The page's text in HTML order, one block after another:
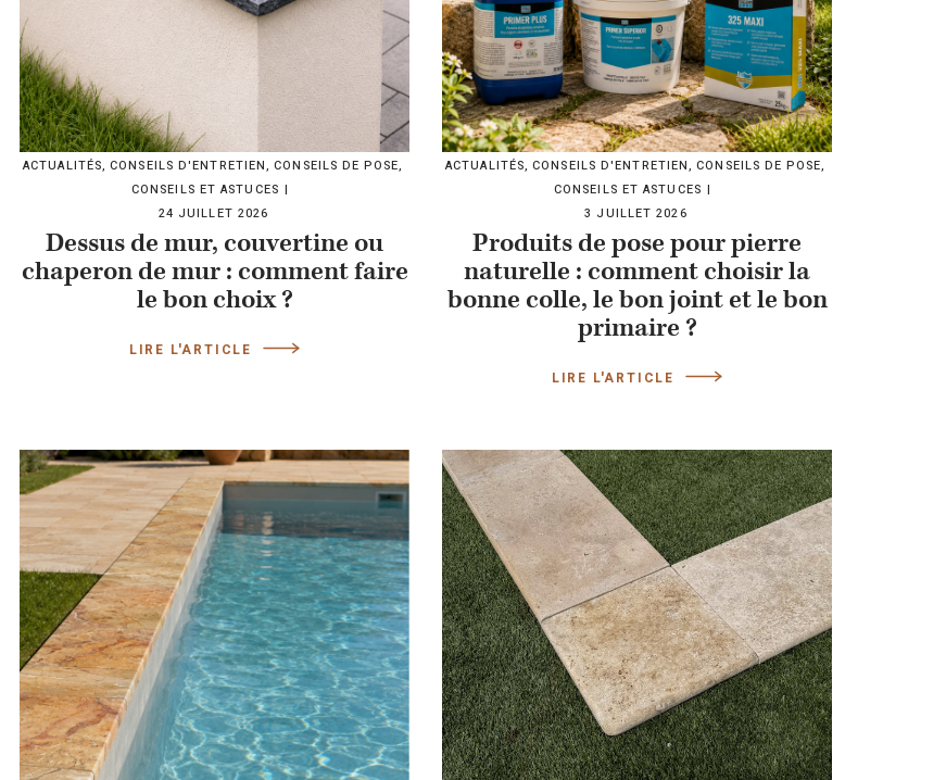
ACTUALITÉS, CONSEILS D'ENTRETIEN, CONSEILS DE POSE,
CONSEILS ET ASTUCES
24 JUILLET 2026
Dessus de mur, couvertine ou
chaperon de mur : comment faire
le bon choix ?
LIRE L'ARTICLE
ACTUALITÉS, CONSEILS D'ENTRETIEN, CONSEILS DE POSE,
CONSEILS ET ASTUCES
3 JUILLET 2026
Produits de pose pour pierre
naturelle : comment choisir la
bonne colle, le bon joint et le bon
primaire ?
LIRE L'ARTICLE